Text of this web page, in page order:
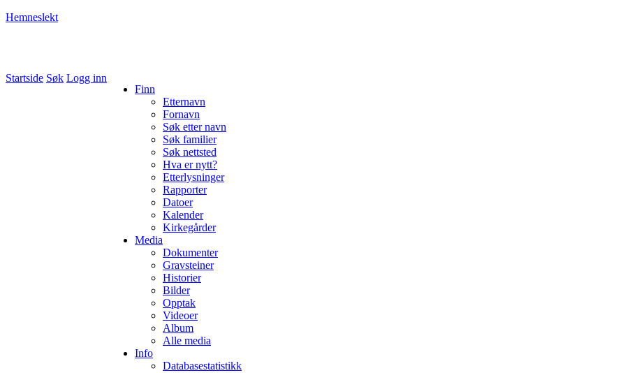
Hemneslekt
Startside Søk Logg inn
Finn
Etternavn
Fornavn
Søk etter navn
Søk familier
Søk nettsted
Hva er nytt?
Etterlysninger
Rapporter
Datoer
Kalender
Kirkegårder
Media
Dokumenter
Gravsteiner
Historier
Bilder
Opptak
Videoer
Album
Alle media
Info
Databasestatistikk